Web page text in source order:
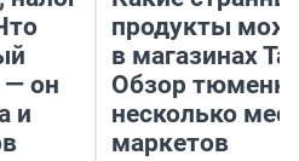
— он
и
продукты
в магазинах
Обзор
несколько
маркетов